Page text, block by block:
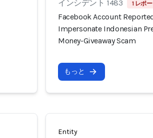
インシデント 1483 1 レポ
Facebook Account
Impersonate Indonesian
Money-Giveaway Scam
もっと
Entity